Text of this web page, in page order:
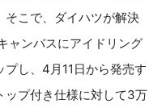
そこで、ダイハツが解決
ャンバスにアイドリング
し、4月11日から発売す
ップ付き仕様に対して3万